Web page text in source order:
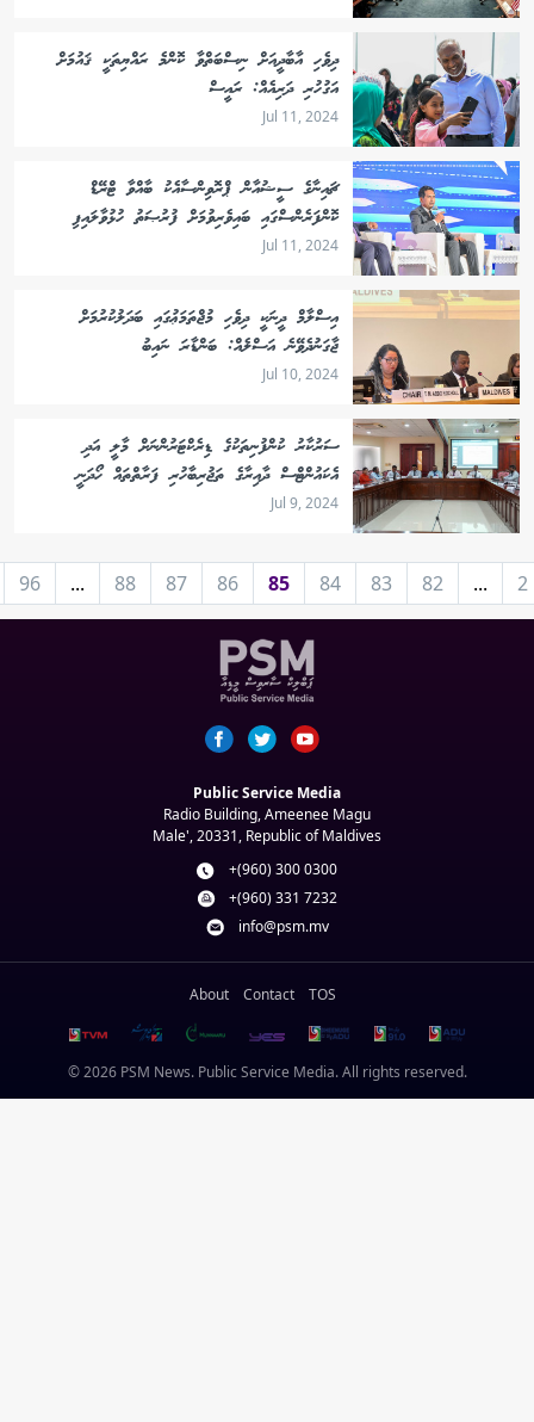
ދިވެހި އާބާދީއަށް ނިސްބަތްވާ ކޮންމެ ރައްޔިތަކީ ޤައުމަށް
އަގުހުރި ދަރިއެއް: ރައީސް
Jul 11, 2024
ޗައިނާގެ ސީޝުއާން ޕްރޮވިންސާއެކު ބާއްވާ ޓްރޭޑް
ކޮންފަރެންސްގައި ބައިވެރިވުމަށް ފުރުޞަތު ހުޅުވާލައިފި
Jul 11, 2024
އިސްލާމް ދީނަކީ ދިވެހި މުޖްތަމަޢުގައި ބަދަލުކުރުމަށް
ޖާގަނުދެވޭނެ އަސްލެއް: ބަންޑާރަ ނައިބު
Jul 10, 2024
ސަރުކާރު ކުންފުނިތަކުގެ ޑިރެކްޓަރުންނަށް މާލީ އަދި
އެކައުންޓްސް ދާއިރާގެ ތަޖުރިބާހުރި ފަރާތްތައް ހޯދަނީ
Jul 9, 2024
2
...
82
83
84
85
86
87
88
...
96
Public Service Media
Radio Building, Ameenee Magu
Male', 20331, Republic of Maldives
+(960) 300 0300
+(960) 331 7232
info@psm.mv
About Contact TOS
© 2026 PSM News. Public Service Media. All rights reserved.